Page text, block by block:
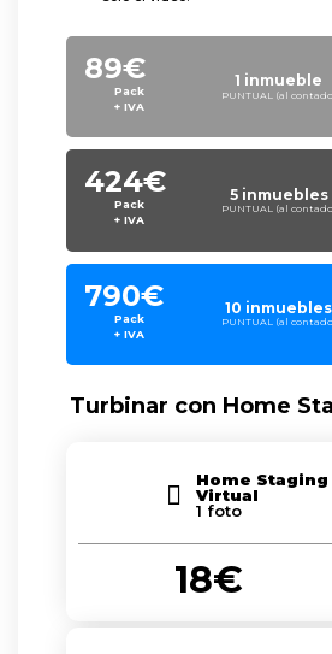
89€
Pack
+ IVA
1 inmueble
PUNTUAL (al
424€
Pack
+ IVA
5 inmuebles
PUNTUAL (al
790€
Pack
+ IVA
10 inmuebles
PUNTUAL (al
Turbinar con Home
Home Staging
Virtual
1 foto
18€